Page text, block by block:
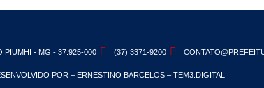
PIUMHI - MG - 37.925-000 (37) 3371-9200
POR – ERNESTINO BARCELOS – TEM3.DIGITAL